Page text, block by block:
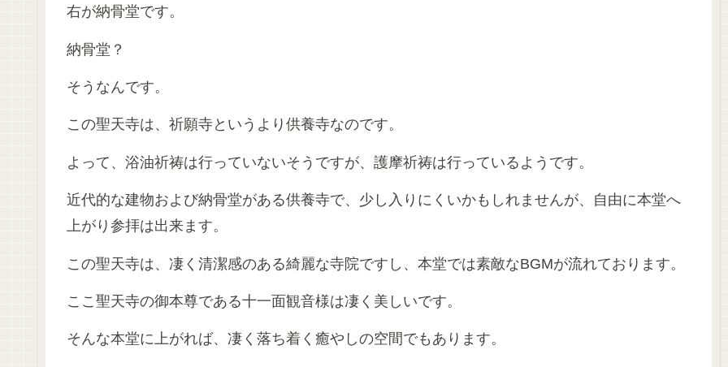
右が納骨堂です。
納骨堂？
そうなんです。
この聖天寺は、祈願寺というより供養寺なのです。
よって、浴油祈祷は行っていないそうですが、護摩祈祷は行っているようです。
近代的な建物および納骨堂がある供養寺で、少し入りにくいかもしれませんが、自由に本堂へ
上がり参拝は出来ます。
この聖天寺は、凄く清潔感のある綺麗な寺院ですし、本堂では素敵なBGMが流れております。
ここ聖天寺の御本尊である十一面観音様は凄く美しいです。
そんな本堂に上がれば、凄く落ち着く癒やしの空間でもあります。